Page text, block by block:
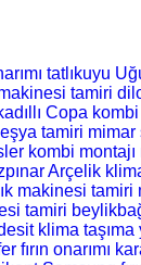
tatlıkuyu
tamiri
Copa
tamiri mimar
kombi montajı
Arçelik
makinesi tamiri
tamiri
klima taşıma
fırın onarımı